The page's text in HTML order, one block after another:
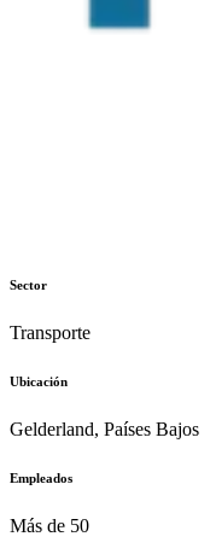
Sector
Transporte
Ubicación
Gelderland, Países Bajos
Empleados
Más de 50